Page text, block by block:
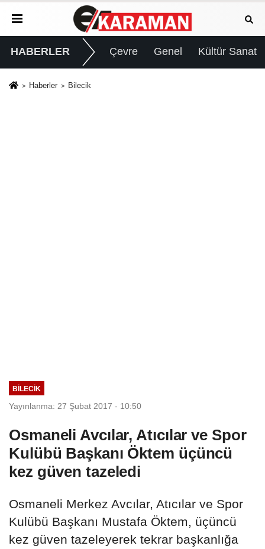
HABERLER Çevre Genel Kültür Sanat
Haberler Bilecik
BILECIK
Yayınlanma: 27 Şubat 2017 - 10:50
Osmaneli Avcılar, Atıcılar ve Spor
Kulübü Başkanı Öktem üçüncü
kez güven tazeledi
Osmaneli Merkez Avcılar, Atıcılar ve Spor
Kulübü Başkanı Mustafa Öktem, üçüncü
kez güven tazeleyerek tekrar başkanlığa